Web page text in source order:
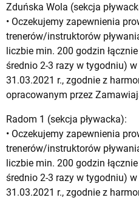
Zduńska Wola (sekcja
• Oczekujemy zapewnienia
trenerów/instruktorów
liczbie min. 200 godzin
średnio 2-3 razy w tygodniu)
31.03.2021 r., zgodnie z
opracowanym przez
Radom 1 (sekcja pływacka):
• Oczekujemy zapewnienia
trenerów/instruktorów
liczbie min. 200 godzin
średnio 2-3 razy w tygodniu)
31.03.2021 r., zgodnie z